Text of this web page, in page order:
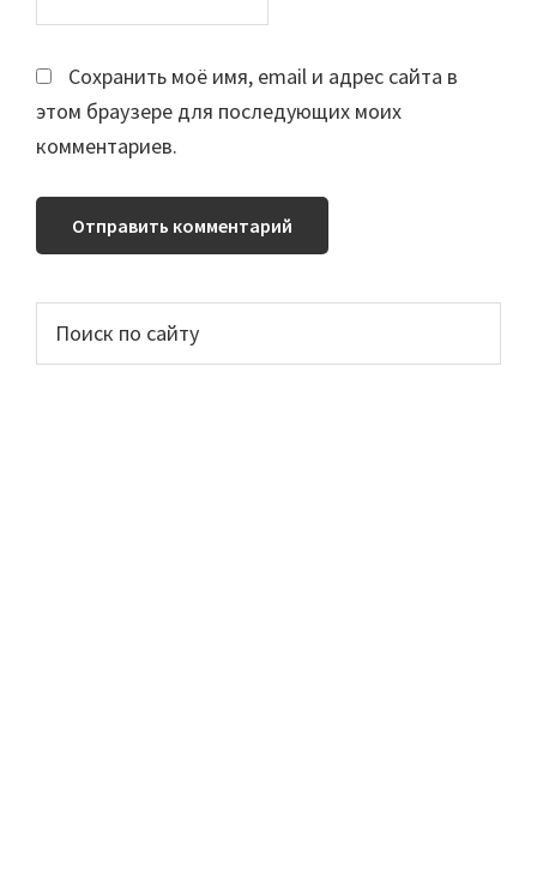
Сохранить моё имя, email и адрес сайта в
этом браузере для последующих моих
комментариев.
Основной
сайдбар